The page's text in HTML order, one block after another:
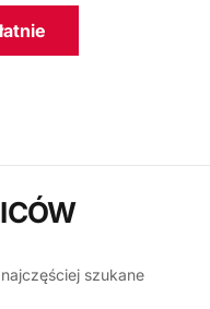
szukane